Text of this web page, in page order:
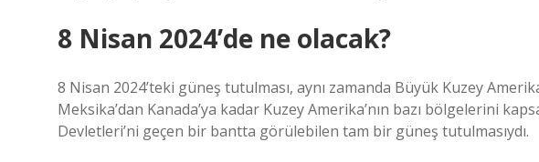
8 Nisan 2024’de ne olacak?
8 Nisan 2024’teki güneş tutulması, aynı zamanda Büyük Kuzey
Meksika’dan Kanada’ya kadar Kuzey Amerika’nın bazı bölgelerini
Devletleri’ni geçen bir bantta görülebilen tam bir güneş tutulmasıydı.